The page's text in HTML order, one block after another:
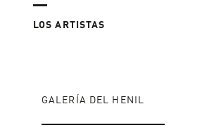
LOS ARTISTAS
GALERÍA DEL HENIL